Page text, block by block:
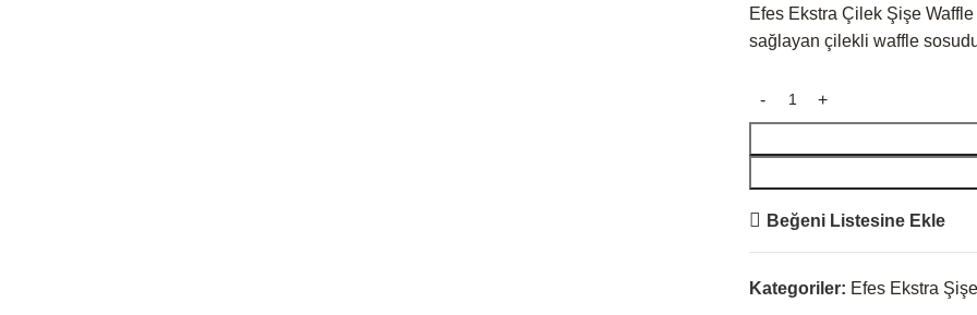
Efes Ekstra Çilek Şişe
sağlayan çilekli waffle
Beğeni Listesine Ekle
Kategoriler: Efes Ekstra